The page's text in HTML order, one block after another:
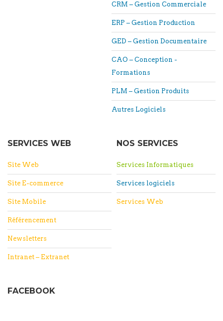
CRM – Gestion Commerciale
ERP – Gestion Production
GED – Gestion Documentaire
CAO – Conception -
Formations
PLM – Gestion Produits
Autres Logiciels
SERVICES WEB
Site Web
Site E-commerce
Site Mobile
Référencement
Newsletters
Intranet – Extranet
NOS SERVICES
Services Informatiques
Services logiciels
Services Web
FACEBOOK